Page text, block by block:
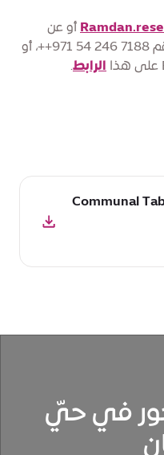
أو عن
طريق تطبيق الواتس آب على الرقم 7188 246 54 971++، أو
الرابط.
230504
في حيّ